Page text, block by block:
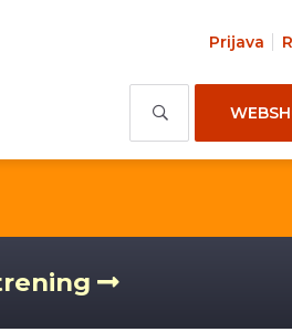
Prijava